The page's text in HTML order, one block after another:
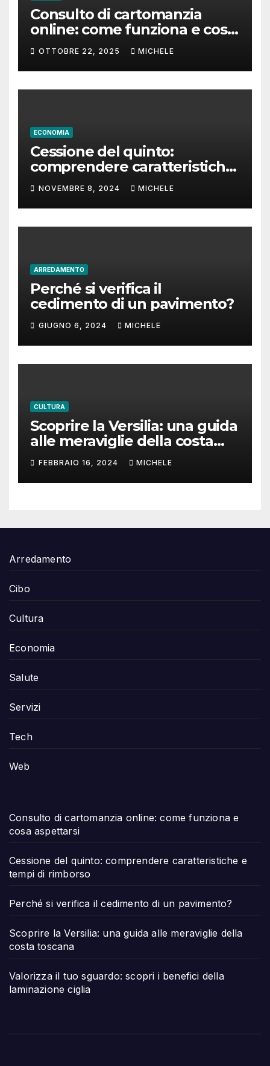
Consulto di cartomanzia
online: come funziona e cosa
aspettarsi
OTTOBRE 22, 2025 MICHELE
ECONOMIA
Cessione del quinto:
comprendere caratteristiche
e tempi di rimborso
NOVEMBRE 8, 2024 MICHELE
ARREDAMENTO
Perché si verifica il
cedimento di un pavimento?
GIUGNO 6, 2024 MICHELE
CULTURA
Scoprire la Versilia: una guida
alle meraviglie della costa
toscana
FEBBRAIO 16, 2024 MICHELE
Arredamento
Cibo
Cultura
Economia
Salute
Servizi
Tech
Web
Consulto di cartomanzia online: come funziona e
cosa aspettarsi
Cessione del quinto: comprendere caratteristiche e
tempi di rimborso
Perché si verifica il cedimento di un pavimento?
Scoprire la Versilia: una guida alle meraviglie della
costa toscana
Valorizza il tuo sguardo: scopri i benefici della
laminazione ciglia